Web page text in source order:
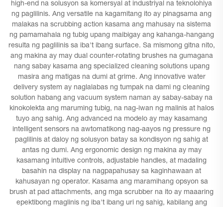
high-end na solusyon sa komersyal at industriyal na teknolohiya
ng paglilinis. Ang versatile na kagamitang ito ay pinagsama ang
malakas na scrubbing action kasama ang mahusay na sistema
ng pamamahala ng tubig upang maibigay ang kahanga-hangang
resulta ng paglilinis sa iba't ibang surface. Sa mismong gitna nito,
ang makina ay may dual counter-rotating brushes na gumagana
nang sabay kasama ang specialized cleaning solutions upang
masira ang matigas na dumi at grime. Ang innovative water
delivery system ay naglalabas ng tumpak na dami ng cleaning
solution habang ang vacuum system naman ay sabay-sabay na
kinokolekta ang maruming tubig, na nag-iwan ng malinis at halos
tuyo ang sahig. Ang advanced na modelo ay may kasamang
intelligent sensors na awtomatikong nag-aayos ng pressure ng
paglilinis at daloy ng solusyon batay sa kondisyon ng sahig at
antas ng dumi. Ang ergonomic design ng makina ay may
kasamang intuitive controls, adjustable handles, at madaling
basahin na display na nagpapahusay sa kaginhawaan at
kahusayan ng operator. Kasama ang maramihang opsyon sa
brush at pad attachments, ang mga scrubber na ito ay maaaring
epektibong maglinis ng iba't ibang uri ng sahig, kabilang ang